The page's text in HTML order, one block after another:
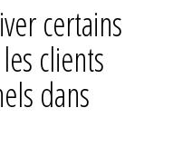
certains
clients
dans